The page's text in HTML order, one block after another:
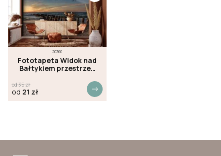
20360
Fototapeta Widok nad
Bałtykiem przestrzeń
od35zł
od 21 zł